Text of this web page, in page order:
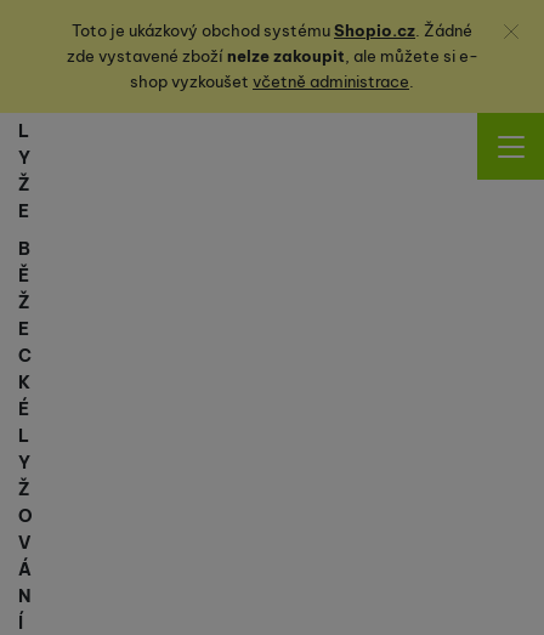
Toto je ukázkový obchod systémuShopio.cz. Žádné
zde vystavené zbožínelze zakoupit, ale můžete sie-
shop vyzkoušet včetně administrace.
Zavřít
L
Y
Ž
E
B
Ě
Ž
E
C
K
É
L
Y
Ž
O
V
Á
N
Í